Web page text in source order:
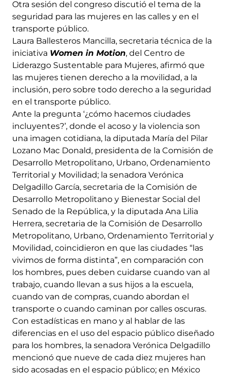
Otra sesión del congreso discutió el tema de la
seguridad para las mujeres en las calles y en el
transporte público.
Laura Ballesteros Mancilla, secretaria técnica de la
iniciativa Women in Motion, del Centro de
Liderazgo Sustentable para Mujeres, afirmó que
las mujeres tienen derecho a la movilidad, a la
inclusión, pero sobre todo derecho a la seguridad
en el transporte público.
Ante la pregunta ‘¿cómo hacemos ciudades
incluyentes?’, donde el acoso y la violencia son
una imagen cotidiana, la diputada María del Pilar
Lozano Mac Donald, presidenta de la Comisión de
Desarrollo Metropolitano, Urbano, Ordenamiento
Territorial y Movilidad; la senadora Verónica
Delgadillo García, secretaria de la Comisión de
Desarrollo Metropolitano y Bienestar Social del
Senado de la República, y la diputada Ana Lilia
Herrera, secretaria de la Comisión de Desarrollo
Metropolitano, Urbano, Ordenamiento Territorial y
Movilidad, coincidieron en que las ciudades “las
vivimos de forma distinta”, en comparación con
los hombres, pues deben cuidarse cuando van al
trabajo, cuando llevan a sus hijos a la escuela,
cuando van de compras, cuando abordan el
transporte o cuando caminan por calles oscuras.
Con estadísticas en mano y al hablar de las
diferencias en el uso del espacio público diseñado
para los hombres, la senadora Verónica Delgadillo
mencionó que nueve de cada diez mujeres han
sido acosadas en el espacio público; en México